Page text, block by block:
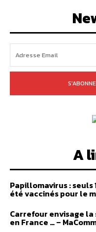
A
Papillomavirus : seuls
été vaccinés pour le
Carrefour envisage la
en France … –